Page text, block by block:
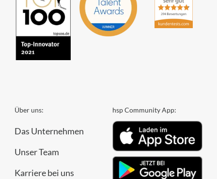
Über uns:
Das Unternehmen
Unser Team
Karriere bei uns
hsp Community App: